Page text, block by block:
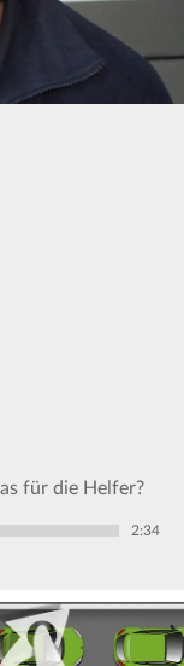
für die Helfer?
2:34